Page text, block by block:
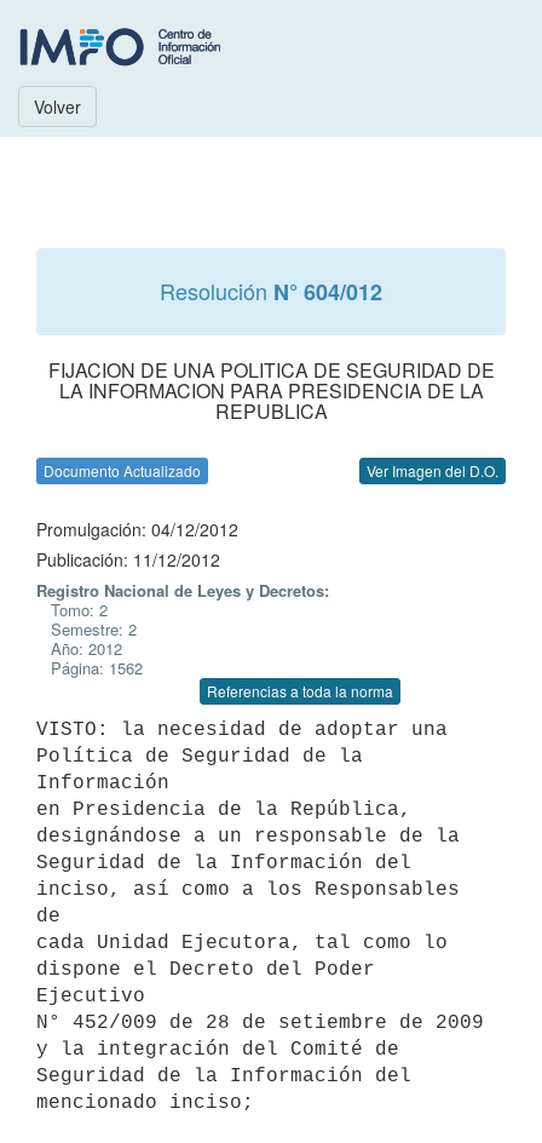
Volver
Resolución N° 604/012
FIJACION DE UNA POLITICA DE SEGURIDAD DE
LA INFORMACION PARA PRESIDENCIA DE LA
REPUBLICA
Documento Actualizado Ver Imagen del D.O.
Promulgación: 04/12/2012
Publicación: 11/12/2012
Registro Nacional de Leyes y Decretos:
Tomo: 2
Semestre: 2
Año: 2012
Página: 1562
Referencias a toda la norma
VISTO: la necesidad de adoptar una
Política de Seguridad de la
Información
en Presidencia de la República,
designándose a un responsable de la
Seguridad de la Información del
inciso, así como a los Responsables
de
cada Unidad Ejecutora, tal como lo
dispone el Decreto del Poder
Ejecutivo
N° 452/009 de 28 de setiembre de 2009
y la integración del Comité de
Seguridad de la Información del
mencionado inciso;